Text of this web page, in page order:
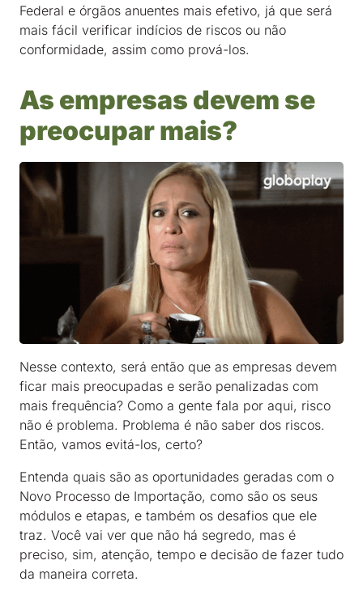
Federal e órgãos anuentes mais efetivo, já que será
mais fácil verificar indícios de riscos ou não
conformidade, assim como prová-los.
As empresas devem se
preocupar mais?
Nesse contexto, será então que as empresas devem
ficar mais preocupadas e serão penalizadas com
mais frequência? Como a gente fala por aqui, risco
não é problema. Problema é não saber dos riscos.
Então, vamos evitá-los, certo?
Entenda quais são as oportunidades geradas com o
Novo Processo de Importação, como são os seus
módulos e etapas, e também os desafios que ele
traz. Você vai ver que não há segredo, mas é
preciso, sim, atenção, tempo e decisão de fazer tudo
da maneira correta.